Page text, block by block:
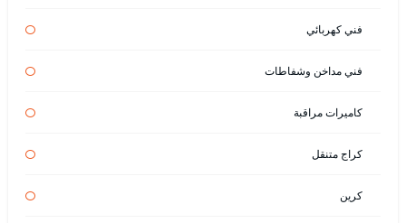
فني كهربائي
فني مداخن وشفاطات
كاميرات مراقبة
كراج متنقل
كرين